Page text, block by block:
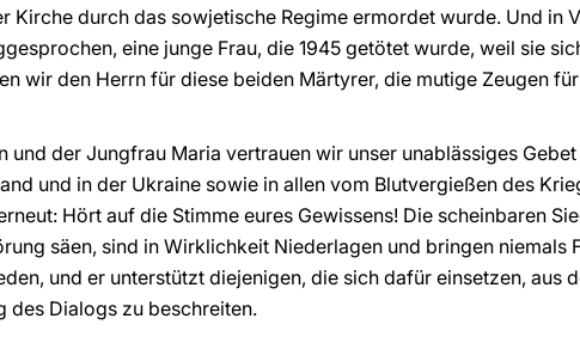
Kirche durch das sowjetische Regime ermordet wurde. Und in
eine junge Frau, die 1945 getötet wurde, weil sie
wir den Herrn für diese beiden Märtyrer, die mutige Zeugen
und der Jungfrau Maria vertrauen wir unser unablässiges
und in der Ukraine sowie in allen vom Blutvergießen des
Hört auf die Stimme eures Gewissens! Die scheinbaren
säen, sind in Wirklichkeit Niederlagen und bringen niemals
und er unterstützt diejenigen, die sich dafür einsetzen, aus
des Dialogs zu beschreiten.